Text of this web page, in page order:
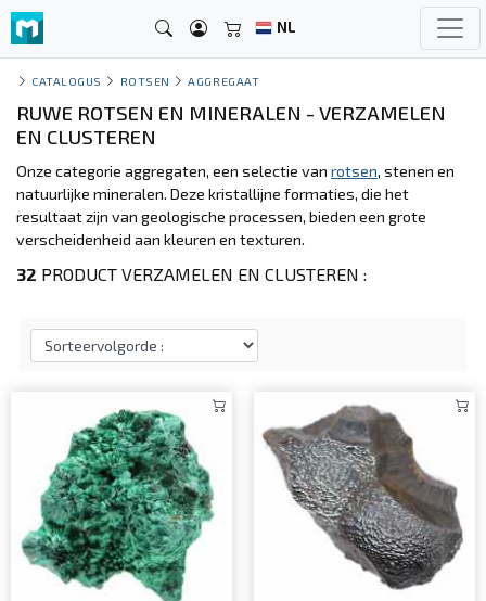
NL
CATALOGUS ROTSEN AGGREGAAT
RUWE ROTSEN EN MINERALEN - VERZAMELEN
EN CLUSTEREN
Onze categorie aggregaten, een selectie van rotsen, stenen en
natuurlijke mineralen. Deze kristallijne formaties, die het
resultaat zijn van geologische processen, bieden een grote
verscheidenheid aan kleuren en texturen.
32 PRODUCT VERZAMELEN EN CLUSTEREN :